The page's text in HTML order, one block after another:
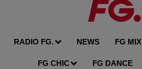
RADIO FG. NEWS FG MIX
FG CHIC FG DANCE